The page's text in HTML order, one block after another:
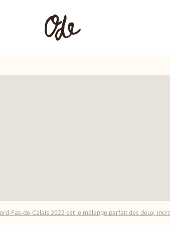
Pas-de-Calais 2022 est le mélange parfait des deux,